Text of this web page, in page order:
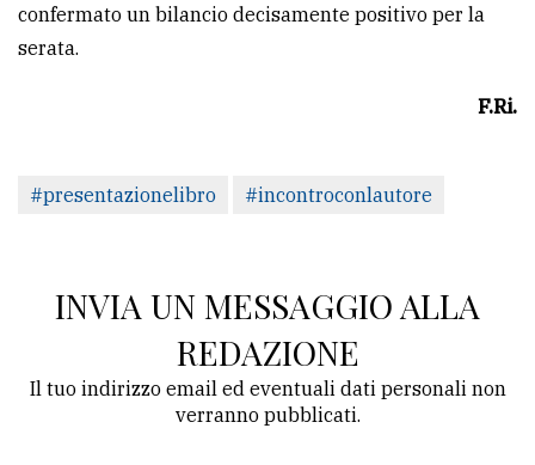
confermato un bilancio decisamente positivo per la
serata.
F.Ri.
#presentazionelibro #incontroconlautore
INVIA UN MESSAGGIO ALLA
REDAZIONE
Il tuo indirizzo email ed eventuali dati personali non
verranno pubblicati.